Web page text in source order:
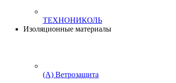
ТЕХНОНИКОЛЬ
Изоляционные материалы
(А) Ветрозащита